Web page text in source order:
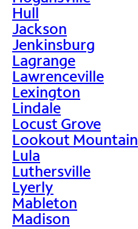
Hull
Jackson
Jenkinsburg
Lagrange
Lawrenceville
Lexington
Lindale
Locust Grove
Lookout Mountain
Lula
Luthersville
Lyerly
Mableton
Madison